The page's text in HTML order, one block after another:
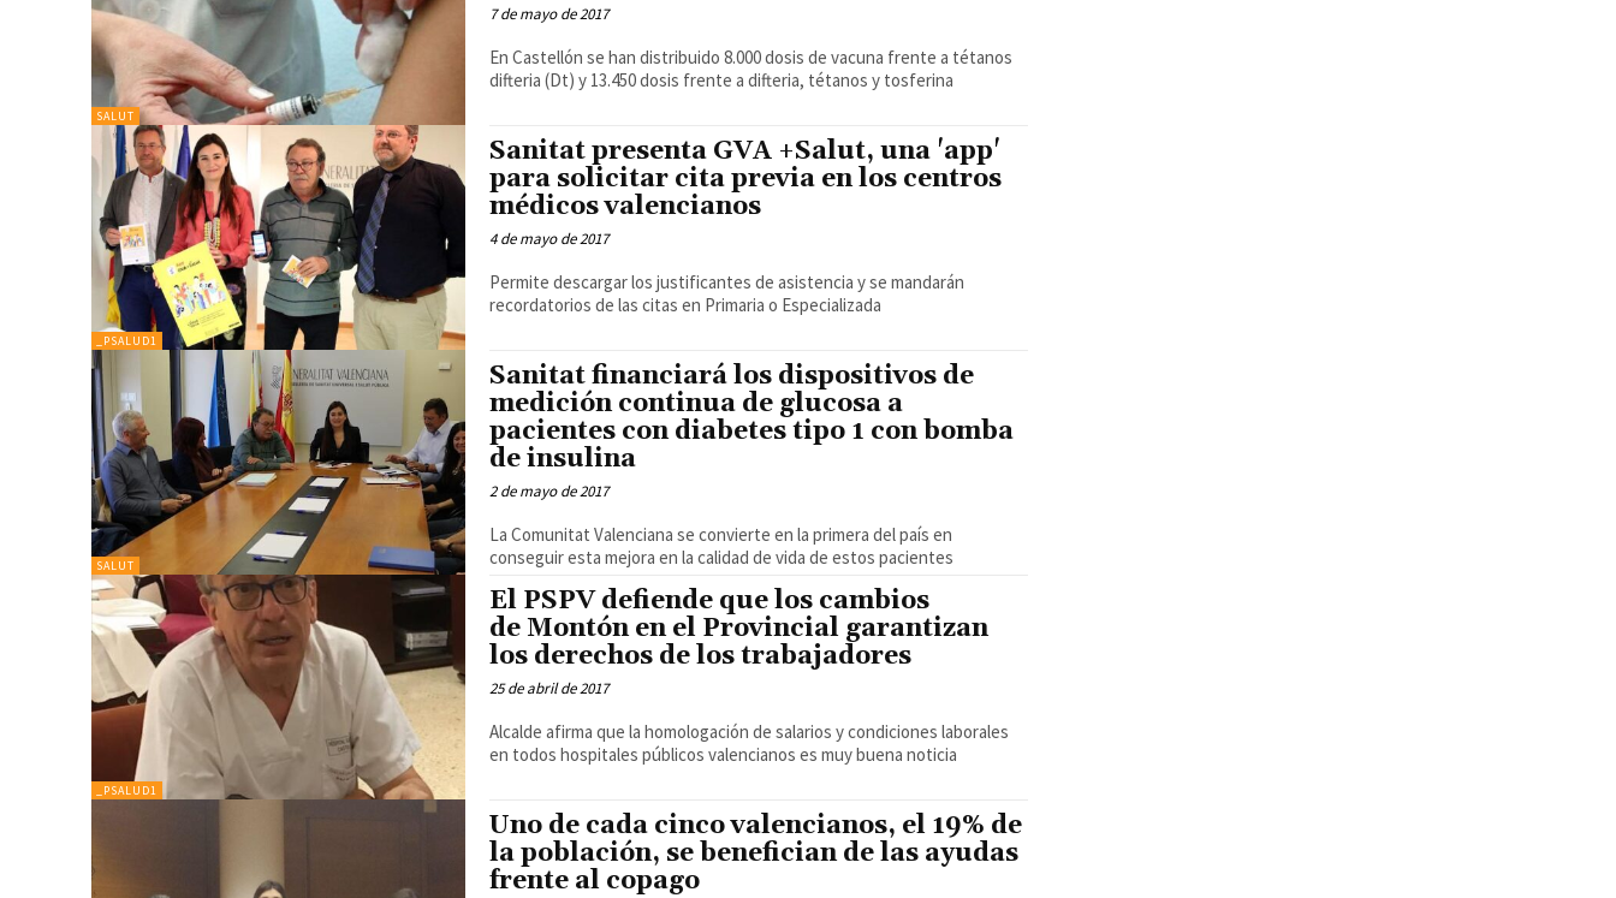
SALUT
7 de mayo de 2017
En Castellón se han distribuido 8.000 dosis de vacuna frente a tétanos
difteria (Dt) y 13.450 dosis frente a difteria, tétanos y tosferina
_PSALUD1
Sanitat presenta GVA +Salut, una 'app'
para solicitar cita previa en los centros
médicos valencianos
4 de mayo de 2017
Permite descargar los justificantes de asistencia y se mandarán
recordatorios de las citas en Primaria o Especializada
SALUT
Sanitat financiará los dispositivos de
medición continua de glucosa a
pacientes con diabetes tipo 1 con bomba
de insulina
2 de mayo de 2017
La Comunitat Valenciana se convierte en la primera del país en
conseguir esta mejora en la calidad de vida de estos pacientes
_PSALUD1
El PSPV defiende que los cambios
de Montón en el Provincial garantizan
los derechos de los trabajadores
25 de abril de 2017
Alcalde afirma que la homologación de salarios y condiciones laborales
en todos hospitales públicos valencianos es muy buena noticia
Uno de cada cinco valencianos, el 19% de
la población, se benefician de las ayudas
frente al copago